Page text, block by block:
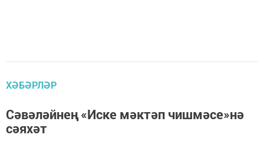
ХӘБӘРЛӘР
Сәвәләйнең «Иске мәктәп чишмәсе»нә
сәяхәт